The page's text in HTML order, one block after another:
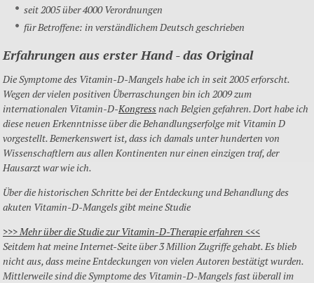
seit 2005 über 4000 Verordnungen
für Betroffene: in verständlichem Deutsch geschrieben
Erfahrungen aus erster Hand - das Original
Die Symptome des Vitamin-D-Mangels habe ich in seit 2005 erforscht.
Wegen der vielen positiven Überraschungen bin ich 2009 zum
internationalen Vitamin-D-Kongressnach Belgien gefahren. Dort habe ich
diese neuen Erkenntnisse über die Behandlungserfolge mit Vitamin D
vorgestellt. Bemerkenswert ist, dass ich damals unter hunderten von
Wissenschaftlern aus allen Kontinenten nur einen einzigen traf, der
Hausarzt war wie ich.
Über die historischen Schritte bei der Entdeckung und Behandlung des
akuten Vitamin-D-Mangels gibt meine Studie
>>> Mehr über die Studie zur Vitamin-D-Therapie erfahren <<<
Seitdem hat meine Internet-Seite über 3 Million Zugriffe gehabt. Es blieb
nicht aus, dass meine Entdeckungen von vielen Autoren bestätigt wurden.
Mittlerweile sind die Symptome des Vitamin-D-Mangels fast überall im